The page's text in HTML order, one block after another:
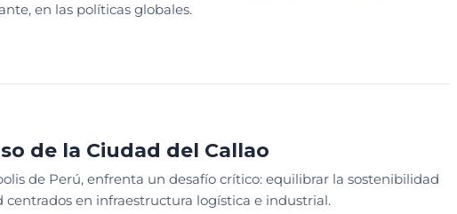
en las políticas globales.
de la Ciudad del Callao
de Perú, enfrenta un desafío crítico: equilibrar la sostenibilidad
en infraestructura logística e industrial.